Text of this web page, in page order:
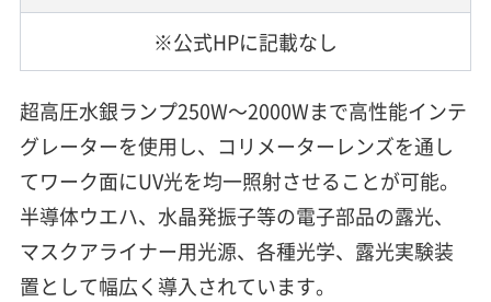
※公式HPに記載なし
超高圧水銀ランプ250W～2000Wまで高性能インテ
グレーターを使用し、コリメーターレンズを通し
てワーク面にUV光を均一照射させることが可能。
半導体ウエハ、水晶発振子等の電子部品の露光、
マスクアライナー用光源、各種光学、露光実験装
置として幅広く導入されています。